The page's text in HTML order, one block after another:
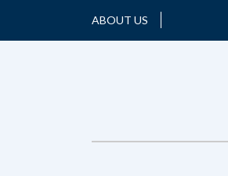
ABOUT US